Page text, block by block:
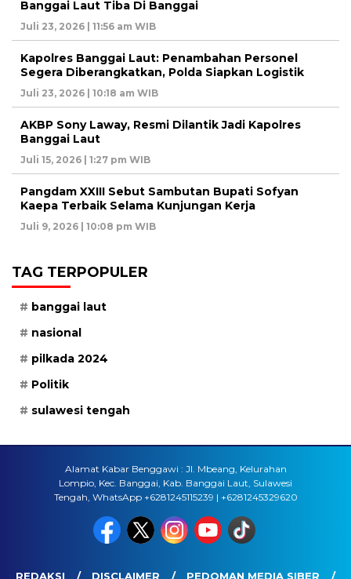
Banggai Laut Tiba Di Banggai
Juli 23, 2026 | 11:56 am WIB
Kapolres Banggai Laut: Penambahan Personel
Segera Diberangkatkan, Polda Siapkan Logistik
Juli 23, 2026 | 10:18 am WIB
AKBP Sony Laway, Resmi Dilantik Jadi Kapolres
Banggai Laut
Juli 15, 2026 | 1:27 pm WIB
Pangdam XXIII Sebut Sambutan Bupati Sofyan
Kaepa Terbaik Selama Kunjungan Kerja
Juli 9, 2026 | 10:08 pm WIB
TAG TERPOPULER
banggai laut
nasional
pilkada 2024
Politik
sulawesi tengah
Alamat Kabar Benggawi : Jl. Mbeang, Kelurahan
Lompio, Kec. Banggai, Kab. Banggai Laut, Sulawesi
Tengah, WhatsApp +6281245115239 | +6281245329620
REDAKSI DISCLAIMER PEDOMAN MEDIA SIBER